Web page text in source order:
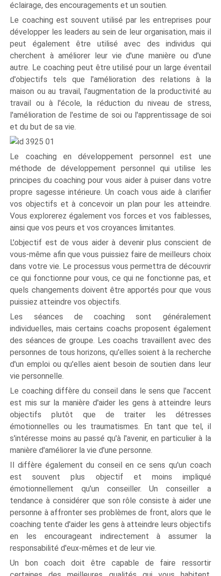
éclairage, des encouragements et un soutien.
Le coaching est souvent utilisé par les entreprises pour
développer les leaders au sein de leur organisation, mais il
peut également être utilisé avec des individus qui
cherchent à améliorer leur vie d'une manière ou d'une
autre. Le coaching peut être utilisé pour un large éventail
d'objectifs tels que l'amélioration des relations à la
maison ou au travail, l'augmentation de la productivité au
travail ou à l'école, la réduction du niveau de stress,
l'amélioration de l'estime de soi ou l'apprentissage de soi
et du but de sa vie.
Le coaching en développement personnel est une
méthode de développement personnel qui utilise les
principes du coaching pour vous aider à puiser dans votre
propre sagesse intérieure. Un coach vous aide à clarifier
vos objectifs et à concevoir un plan pour les atteindre.
Vous explorerez également vos forces et vos faiblesses,
ainsi que vos peurs et vos croyances limitantes.
L'objectif est de vous aider à devenir plus conscient de
vous-même afin que vous puissiez faire de meilleurs choix
dans votre vie. Le processus vous permettra de découvrir
ce qui fonctionne pour vous, ce qui ne fonctionne pas, et
quels changements doivent être apportés pour que vous
puissiez atteindre vos objectifs.
Les séances de coaching sont généralement
individuelles, mais certains coachs proposent également
des séances de groupe. Les coachs travaillent avec des
personnes de tous horizons, qu'elles soient à la recherche
d'un emploi ou qu'elles aient besoin de soutien dans leur
vie personnelle.
Le coaching diffère du conseil dans le sens que l'accent
est mis sur la manière d'aider les gens à atteindre leurs
objectifs plutôt que de traiter les détresses
émotionnelles ou les traumatismes. En tant que tel, il
s'intéresse moins au passé qu'à l'avenir, en particulier à la
manière d'améliorer la vie d'une personne.
Il diffère également du conseil en ce sens qu'un coach
est souvent plus objectif et moins impliqué
émotionnellement qu'un conseiller. Un conseiller a
tendance à considérer que son rôle consiste à aider une
personne à affronter ses problèmes de front, alors que le
coaching tente d'aider les gens à atteindre leurs objectifs
en les encourageant indirectement à assumer la
responsabilité d'eux-mêmes et de leur vie.
Un bon coach doit être capable de faire ressortir